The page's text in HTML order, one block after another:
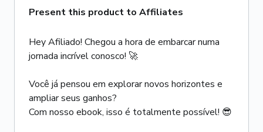
Present this product to Affiliates
Hey Afiliado! Chegou a hora de embarcar numa
jornada incrível conosco! 🚀
Você já pensou em explorar novos horizontes e
ampliar seus ganhos?
Com nosso ebook, isso é totalmente possível! 😎